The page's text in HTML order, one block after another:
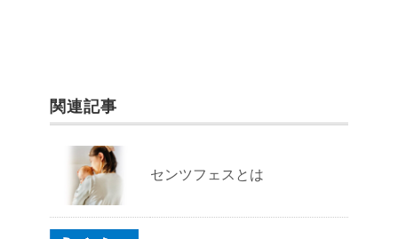
関連記事
センツフェスとは